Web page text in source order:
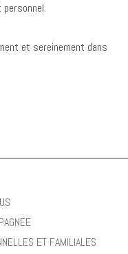
et sereinement dans
ET FAMILIALES